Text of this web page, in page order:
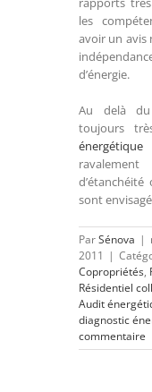
les
avoir un avis
d’énergie.
Au delà
toujours
énergétique
sont
ParSénova |
2011 |
Copropriétés,
Résidentiel
Audit
diagnostic
commentaire